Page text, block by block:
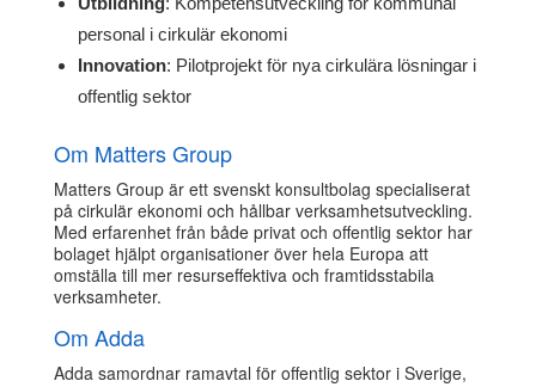
personal i cirkulär ekonomi
Innovation: Pilotprojekt för nya cirkulära lösningar i
offentlig sektor
Om Matters Group
Matters Group är ett svenskt konsultbolag specialiserat
på cirkulär ekonomi och hållbar verksamhetsutveckling.
Med erfarenhet från både privat och offentlig sektor har
bolaget hjälpt organisationer över hela Europa att
omställa till mer resurseffektiva och framtidsstabila
verksamheter.
Om Adda
Adda samordnar ramavtal för offentlig sektor i Sverige,